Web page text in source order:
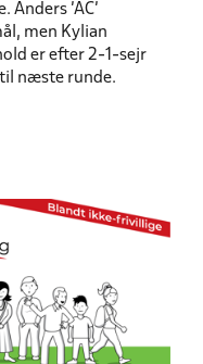
’AC’
men Kylian
er efter 2-1-sejr
næste runde.